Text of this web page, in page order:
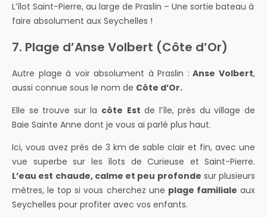
L’îlot Saint-Pierre, au large de Praslin – Une sortie bateau à
faire absolument aux Seychelles !
7. Plage d’Anse Volbert (Côte d’Or)
Autre plage à voir absolument à Praslin : Anse Volbert,
aussi connue sous le nom de Côte d’Or.
Elle se trouve sur la côte Est de l’île, près du village de
Baie Sainte Anne dont je vous ai parlé plus haut.
Ici, vous avez près de 3 km de sable clair et fin, avec une
vue superbe sur les îlots de Curieuse et Saint-Pierre.
L’eau est chaude, calme et peu profonde sur plusieurs
mètres, le top si vous cherchez une plage familiale aux
Seychelles pour profiter avec vos enfants.